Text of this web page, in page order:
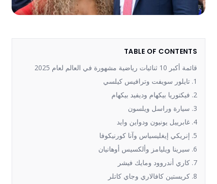
TABLE OF CONTENTS
قائمة أكبر 10 ثنائيات رياضية مشهورة في العالم لعام 2025
1. تايلور سويفت وترافيس كيلسي
2. فيكتوريا بيكهام وديفيد بيكهام
3. سيارة وراسل ويلسون
4. غابرييل يونيون ودواين وايد
5. إنريكي إيغليسياس وآنا كورنيكوفا
6. سيرينا ويليامز وألكسيس أوهانيان
7. كاري أندروود ومايك فيشر
8. كريستين كافالاري وجاي كاتلر